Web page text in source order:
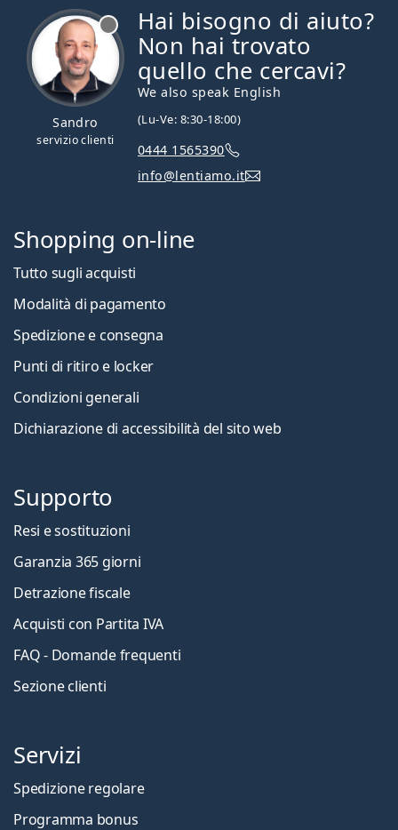
Sandro
servizio clienti
Hai bisogno di aiuto?
Non hai trovato
quello che cercavi?
We also speak English
(Lu-Ve: 8:30-18:00)
0444 1565390
info@lentiamo.it
Shopping on-line
Tutto sugli acquisti
Modalità di pagamento
Spedizione e consegna
Punti di ritiro e locker
Condizioni generali
Dichiarazione di accessibilità del sito web
Supporto
Resi e sostituzioni
Garanzia 365 giorni
Detrazione fiscale
Acquisti con Partita IVA
FAQ - Domande frequenti
Sezione clienti
Servizi
Spedizione regolare
Programma bonus